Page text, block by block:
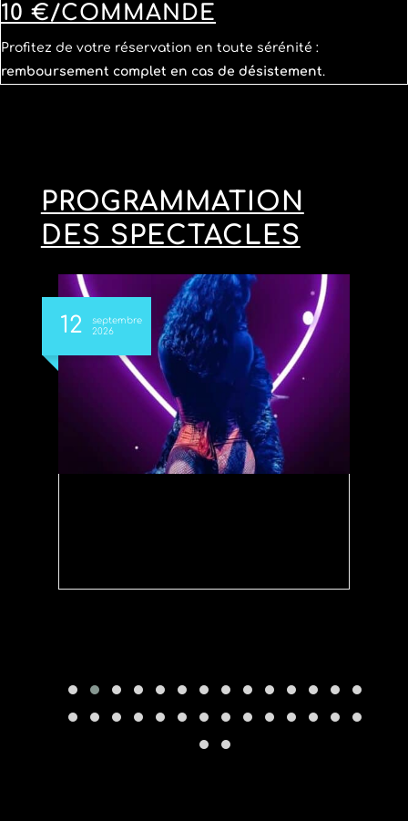
10 €/COMMANDE
Profitez de votre réservation en toute sérénité :
remboursement complet en cas de désistement.
PROGRAMMATION
DES SPECTACLES
12
septembre
2026